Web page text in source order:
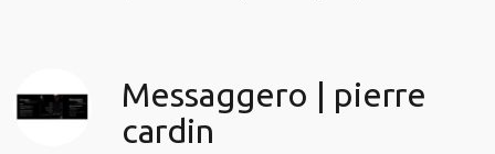
Messaggero | pierre
cardin